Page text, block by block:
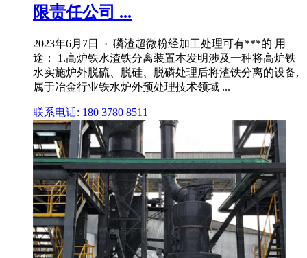
限责任公司 ...
2023年6月7日 · 磷渣超微粉经加工处理可有***的 用
途： 1.高炉铁水渣铁分离装置本发明涉及一种将高炉铁
水实施炉外脱硫、脱硅、脱磷处理后将渣铁分离的设备,
属于冶金行业铁水炉外预处理技术领域 ...
联系电话: 180 3780 8511